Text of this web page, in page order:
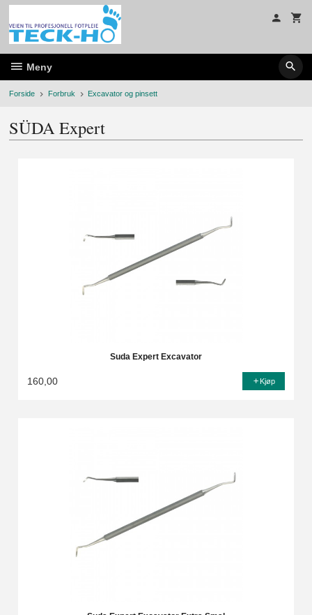
Gå
innholdet
Meny
Forside Forbruk Excavator og pinsett
SÜDA Expert
Suda Expert Excavator
160,00 Kjøp